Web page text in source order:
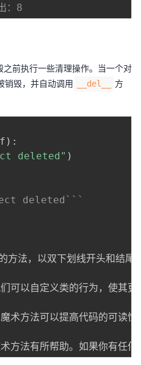
：8
之前执行一些清理操作。当一个对
销毁，并自动调用
__del__
方
) :
deleted" )
deleted```
的方法，以双下划线开头
可以自定义类的行为，使其
术方法可以提高代码的可读
方法有所帮助。如果你有任